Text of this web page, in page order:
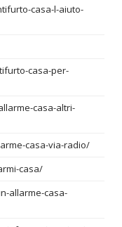
casa-l-aiuto-
casa-per-
casa-altri-
casa-via-radio/
casa/
allarme-casa-